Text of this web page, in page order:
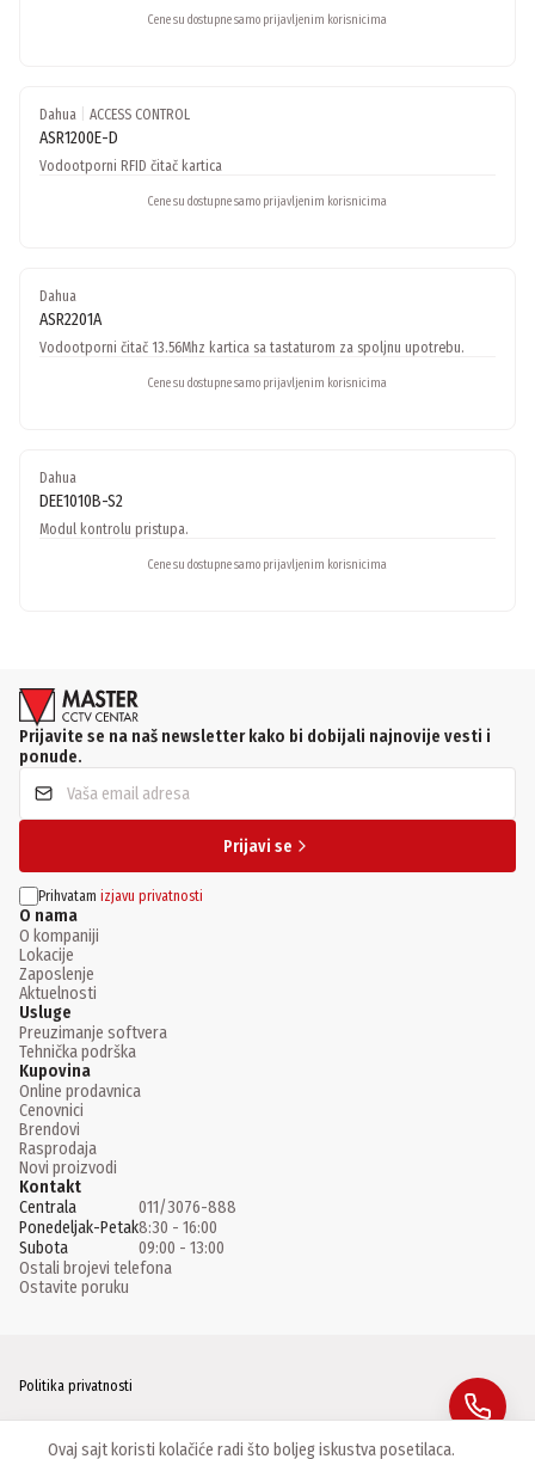
Cene su dostupne samo prijavljenim korisnicima
Dahua ACCESS CONTROL
ASR1200E-D
Vodootporni RFID čitač kartica
Cene su dostupne samo prijavljenim korisnicima
Dahua
ASR2201A
Vodootporni čitač 13.56Mhz kartica sa tastaturom za spoljnu upotrebu.
Cene su dostupne samo prijavljenim korisnicima
Dahua
DEE1010B-S2
Modul kontrolu pristupa.
Cene su dostupne samo prijavljenim korisnicima
Prijavite se na naš newsletter kako bi dobijali najnovije vesti i
ponude.
Prijavi se
Prihvatam izjavu privatnosti
O nama
O kompaniji
Lokacije
Zaposlenje
Aktuelnosti
Usluge
Preuzimanje softvera
Tehnička podrška
Kupovina
Online prodavnica
Cenovnici
Brendovi
Rasprodaja
Novi proizvodi
Kontakt
Centrala
011/3076-888
Ponedeljak-Petak8:30 - 16:00
Subota
09:00 - 13:00
Ostali brojevi telefona
Ostavite poruku
Politika privatnosti
Ovaj sajt koristi kolačiće radi što boljeg iskustva posetilaca.